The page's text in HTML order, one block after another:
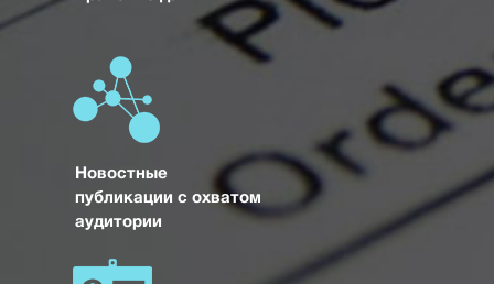
Новостные
публикации с охватом
аудитории